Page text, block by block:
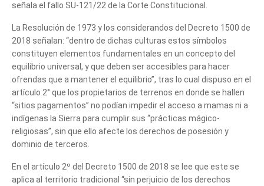
Tell us, how
señala el fallo SU-121/22 de la Corte Constitucional.
La Resolución de 1973 y los considerandos del Decreto 1500 de
2018 señalan: “dentro de dichas culturas estos símbolos
constituyen elementos fundamentales en un concepto del
equilibrio universal, y que deben ser accesibles para hacer
ofrendas que a mantener el equilibrio”, tras lo cual dispuso en el
artículo 2° que los propietarios de terrenos en donde se hallen
“sitios pagamentos” no podían impedir el acceso a mamas ni a
indígenas la Sierra para cumplir sus “prácticas mágico-
religiosas”, sin que ello afecte los derechos de posesión y
dominio de terceros.
En el artículo 2º del Decreto 1500 de 2018 se lee que este se
aplica al territorio tradicional “sin perjuicio de los derechos